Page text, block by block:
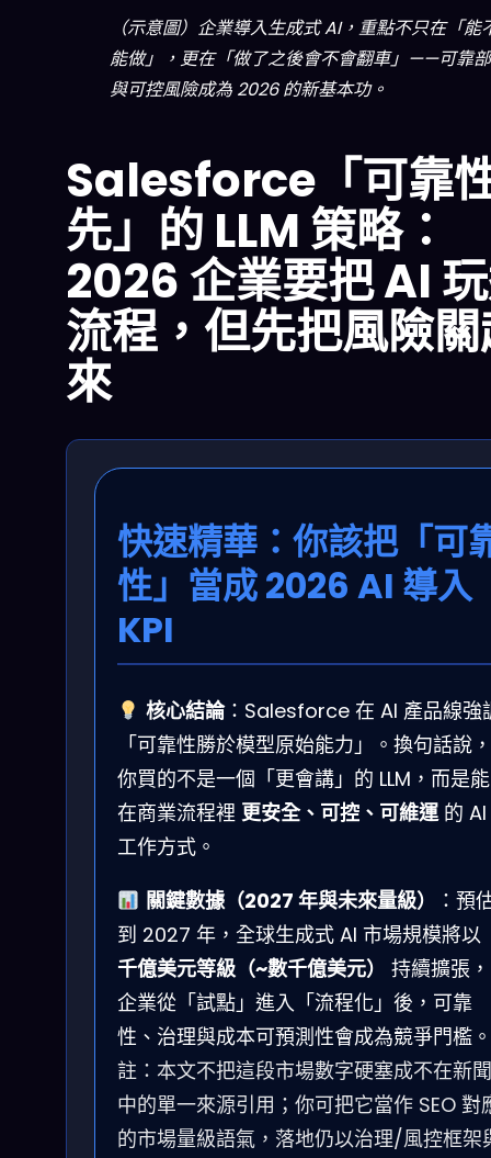
（示意圖）企業導入生成式 AI，重點不只在「能
能做」，更在「做了之後會不會翻車」——可靠
與可控風險成為 2026 的新基本功。
Salesforce「可靠
先」的 LLM 策略：
2026 企業要把 AI
流程，但先把風險
來
快速精華：你該把「可
性」當成 2026 AI 導入
KPI
核心結論：Salesforce 在 AI 產品線強
「可靠性勝於模型原始能力」。換句話說，
你買的不是一個「更會講」的 LLM，而是能
在商業流程裡 更安全、可控、可維運的 AI
工作方式。
關鍵數據（2027 年與未來量級）
：預
到 2027 年，全球生成式 AI 市場規模將以
千億美元等級（~數千億美元）
持續擴張，
企業從「試點」進入「流程化」後，可靠
性、治理與成本可預測性會成為競爭門檻。
註：本文不把這段市場數字硬塞成不在新聞
中的單一來源引用；你可把它當作 SEO 對
的市場量級語氣，落地仍以治理/風控框架